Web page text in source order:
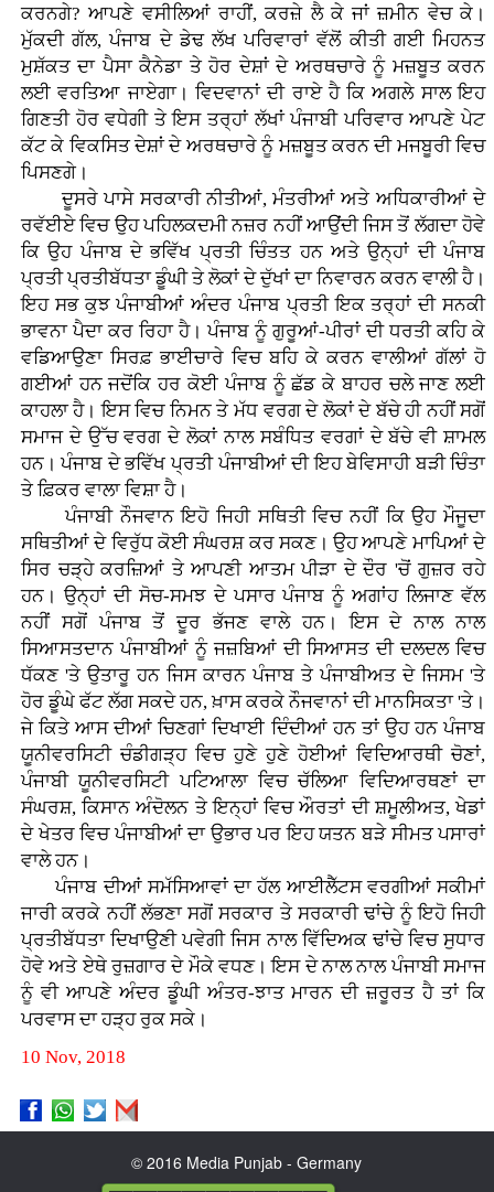
ਕਰਨਗੇ? ਆਪਣੇ ਵਸੀਲਿਆਂ ਰਾਹੀਂ, ਕਰਜ਼ੇ ਲੈ ਕੇ ਜਾਂ ਜ਼ਮੀਨ ਵੇਚ ਕੇ।
ਮੁੱਕਦੀ ਗੱਲ, ਪੰਜਾਬ ਦੇ ਡੇਢ ਲੱਖ ਪਰਿਵਾਰਾਂ ਵੱਲੋਂ ਕੀਤੀ ਗਈ ਮਿਹਨਤ
ਮੁਸ਼ੱਕਤ ਦਾ ਪੈਸਾ ਕੈਨੇਡਾ ਤੇ ਹੋਰ ਦੇਸ਼ਾਂ ਦੇ ਅਰਥਚਾਰੇ ਨੂੰ ਮਜ਼ਬੂਤ ਕਰਨ
ਲਈ ਵਰਤਿਆ ਜਾਏਗਾ। ਵਿਦਵਾਨਾਂ ਦੀ ਰਾਏ ਹੈ ਕਿ ਅਗਲੇ ਸਾਲ ਇਹ
ਗਿਣਤੀ ਹੋਰ ਵਧੇਗੀ ਤੇ ਇਸ ਤਰ੍ਹਾਂ ਲੱਖਾਂ ਪੰਜਾਬੀ ਪਰਿਵਾਰ ਆਪਣੇ ਪੇਟ
ਕੱਟ ਕੇ ਵਿਕਸਿਤ ਦੇਸ਼ਾਂ ਦੇ ਅਰਥਚਾਰੇ ਨੂੰ ਮਜ਼ਬੂਤ ਕਰਨ ਦੀ ਮਜਬੂਰੀ ਵਿਚ
ਪਿਸਣਗੇ।
ਦੂਸਰੇ ਪਾਸੇ ਸਰਕਾਰੀ ਨੀਤੀਆਂ, ਮੰਤਰੀਆਂ ਅਤੇ ਅਧਿਕਾਰੀਆਂ ਦੇ
ਰਵੱਈਏ ਵਿਚ ਉਹ ਪਹਿਲਕਦਮੀ ਨਜ਼ਰ ਨਹੀਂ ਆਉਂਦੀ ਜਿਸ ਤੋਂ ਲੱਗਦਾ ਹੋਵੇ
ਕਿ ਉਹ ਪੰਜਾਬ ਦੇ ਭਵਿੱਖ ਪ੍ਰਤੀ ਚਿੰਤਤ ਹਨ ਅਤੇ ਉਨ੍ਹਾਂ ਦੀ ਪੰਜਾਬ
ਪ੍ਰਤੀ ਪ੍ਰਤੀਬੱਧਤਾ ਡੂੰਘੀ ਤੇ ਲੋਕਾਂ ਦੇ ਦੁੱਖਾਂ ਦਾ ਨਿਵਾਰਨ ਕਰਨ ਵਾਲੀ ਹੈ।
ਇਹ ਸਭ ਕੁਝ ਪੰਜਾਬੀਆਂ ਅੰਦਰ ਪੰਜਾਬ ਪ੍ਰਤੀ ਇਕ ਤਰ੍ਹਾਂ ਦੀ ਸਨਕੀ
ਭਾਵਨਾ ਪੈਦਾ ਕਰ ਰਿਹਾ ਹੈ। ਪੰਜਾਬ ਨੂੰ ਗੁਰੂਆਂ-ਪੀਰਾਂ ਦੀ ਧਰਤੀ ਕਹਿ ਕੇ
ਵਡਿਆਉਣਾ ਸਿਰਫ਼ ਭਾਈਚਾਰੇ ਵਿਚ ਬਹਿ ਕੇ ਕਰਨ ਵਾਲੀਆਂ ਗੱਲਾਂ ਹੋ
ਗਈਆਂ ਹਨ ਜਦੋਂਕਿ ਹਰ ਕੋਈ ਪੰਜਾਬ ਨੂੰ ਛੱਡ ਕੇ ਬਾਹਰ ਚਲੇ ਜਾਣ ਲਈ
ਕਾਹਲਾ ਹੈ। ਇਸ ਵਿਚ ਨਿਮਨ ਤੇ ਮੱਧ ਵਰਗ ਦੇ ਲੋਕਾਂ ਦੇ ਬੱਚੇ ਹੀ ਨਹੀਂ ਸਗੋਂ
ਸਮਾਜ ਦੇ ਉੱਚ ਵਰਗ ਦੇ ਲੋਕਾਂ ਨਾਲ ਸਬੰਧਿਤ ਵਰਗਾਂ ਦੇ ਬੱਚੇ ਵੀ ਸ਼ਾਮਲ
ਹਨ। ਪੰਜਾਬ ਦੇ ਭਵਿੱਖ ਪ੍ਰਤੀ ਪੰਜਾਬੀਆਂ ਦੀ ਇਹ ਬੇਵਿਸਾਹੀ ਬੜੀ ਚਿੰਤਾ
ਤੇ ਫ਼ਿਕਰ ਵਾਲਾ ਵਿਸ਼ਾ ਹੈ।
ਪੰਜਾਬੀ ਨੌਜਵਾਨ ਇਹੋ ਜਿਹੀ ਸਥਿਤੀ ਵਿਚ ਨਹੀਂ ਕਿ ਉਹ ਮੌਜੂਦਾ
ਸਥਿਤੀਆਂ ਦੇ ਵਿਰੁੱਧ ਕੋਈ ਸੰਘਰਸ਼ ਕਰ ਸਕਣ। ਉਹ ਆਪਣੇ ਮਾਪਿਆਂ ਦੇ
ਸਿਰ ਚੜ੍ਹੇ ਕਰਜ਼ਿਆਂ ਤੇ ਆਪਣੀ ਆਤਮ ਪੀੜਾ ਦੇ ਦੌਰ 'ਚੋਂ ਗੁਜ਼ਰ ਰਹੇ
ਹਨ। ਉਨ੍ਹਾਂ ਦੀ ਸੋਚ-ਸਮਝ ਦੇ ਪਸਾਰ ਪੰਜਾਬ ਨੂੰ ਅਗਾਂਹ ਲਿਜਾਣ ਵੱਲ
ਨਹੀਂ ਸਗੋਂ ਪੰਜਾਬ ਤੋਂ ਦੂਰ ਭੱਜਣ ਵਾਲੇ ਹਨ। ਇਸ ਦੇ ਨਾਲ ਨਾਲ
ਸਿਆਸਤਦਾਨ ਪੰਜਾਬੀਆਂ ਨੂੰ ਜਜ਼ਬਿਆਂ ਦੀ ਸਿਆਸਤ ਦੀ ਦਲਦਲ ਵਿਚ
ਧੱਕਣ 'ਤੇ ਉਤਾਰੂ ਹਨ ਜਿਸ ਕਾਰਨ ਪੰਜਾਬ ਤੇ ਪੰਜਾਬੀਅਤ ਦੇ ਜਿਸਮ 'ਤੇ
ਹੋਰ ਡੂੰਘੇ ਫੱਟ ਲੱਗ ਸਕਦੇ ਹਨ, ਖ਼ਾਸ ਕਰਕੇ ਨੌਜਵਾਨਾਂ ਦੀ ਮਾਨਸਿਕਤਾ 'ਤੇ।
ਜੇ ਕਿਤੇ ਆਸ ਦੀਆਂ ਚਿਣਗਾਂ ਦਿਖਾਈ ਦਿੰਦੀਆਂ ਹਨ ਤਾਂ ਉਹ ਹਨ ਪੰਜਾਬ
ਯੂਨੀਵਰਸਿਟੀ ਚੰਡੀਗੜ੍ਹ ਵਿਚ ਹੁਣੇ ਹੁਣੇ ਹੋਈਆਂ ਵਿਦਿਆਰਥੀ ਚੋਣਾਂ,
ਪੰਜਾਬੀ ਯੂਨੀਵਰਸਿਟੀ ਪਟਿਆਲਾ ਵਿਚ ਚੱਲਿਆ ਵਿਦਿਆਰਥਣਾਂ ਦਾ
ਸੰਘਰਸ਼, ਕਿਸਾਨ ਅੰਦੋਲਨ ਤੇ ਇਨ੍ਹਾਂ ਵਿਚ ਔਰਤਾਂ ਦੀ ਸ਼ਮੂਲੀਅਤ, ਖੇਡਾਂ
ਦੇ ਖੇਤਰ ਵਿਚ ਪੰਜਾਬੀਆਂ ਦਾ ਉਭਾਰ ਪਰ ਇਹ ਯਤਨ ਬੜੇ ਸੀਮਤ ਪਸਾਰਾਂ
ਵਾਲੇ ਹਨ।
ਪੰਜਾਬ ਦੀਆਂ ਸਮੱਸਿਆਵਾਂ ਦਾ ਹੱਲ ਆਈਲੈੱਟਸ ਵਰਗੀਆਂ ਸਕੀਮਾਂ
ਜਾਰੀ ਕਰਕੇ ਨਹੀਂ ਲੱਭਣਾ ਸਗੋਂ ਸਰਕਾਰ ਤੇ ਸਰਕਾਰੀ ਢਾਂਚੇ ਨੂੰ ਇਹੋ ਜਿਹੀ
ਪ੍ਰਤੀਬੱਧਤਾ ਦਿਖਾਉਣੀ ਪਵੇਗੀ ਜਿਸ ਨਾਲ ਵਿੱਦਿਅਕ ਢਾਂਚੇ ਵਿਚ ਸੁਧਾਰ
ਹੋਵੇ ਅਤੇ ਏਥੇ ਰੁਜ਼ਗਾਰ ਦੇ ਮੌਕੇ ਵਧਣ। ਇਸ ਦੇ ਨਾਲ ਨਾਲ ਪੰਜਾਬੀ ਸਮਾਜ
ਨੂੰ ਵੀ ਆਪਣੇ ਅੰਦਰ ਡੂੰਘੀ ਅੰਤਰ-ਝਾਤ ਮਾਰਨ ਦੀ ਜ਼ਰੂਰਤ ਹੈ ਤਾਂ ਕਿ
ਪਰਵਾਸ ਦਾ ਹੜ੍ਹ ਰੁਕ ਸਕੇ।
10 Nov, 2018
© 2016 Media Punjab - Germany